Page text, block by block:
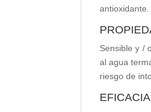
antioxidante.
Sensible y /
al agua
riesgo de